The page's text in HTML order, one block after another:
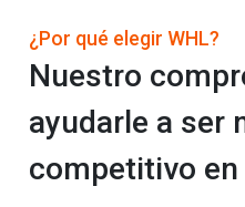
¿Por qué elegir WHL?
Nuestro
ayudarle a ser
competitivo en